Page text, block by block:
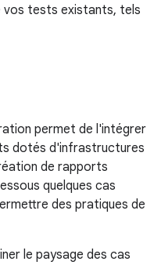
vos tests existants, tels
permet de l'intégrer
dotés d'infrastructures
de rapports
quelques cas
des pratiques de
le paysage des cas